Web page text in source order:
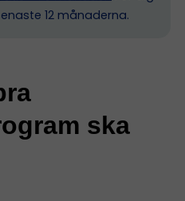
12 månaderna.
ska